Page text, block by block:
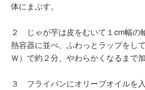
体にまぶす。
２ じゃが芋は皮をむいて１cm幅の
熱容器に並べ、ふわっとラップをし
Ｗ）で約２分、やわらかくなるまで加
３ フライパンにオリーブオイルを入